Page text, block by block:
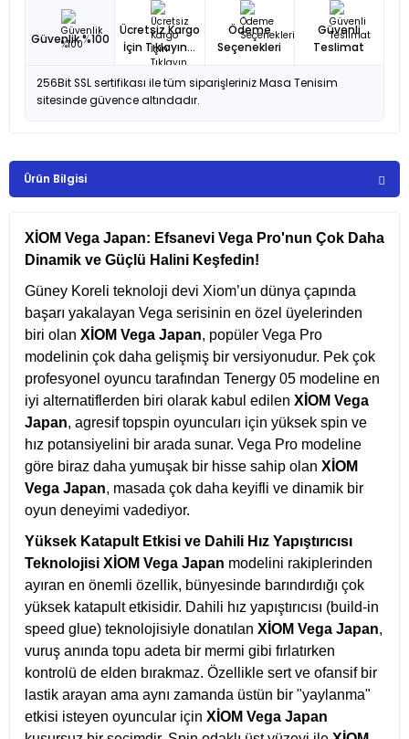
Güvenlik %100
Ücretsiz Kargo
İçin Tıklayın...
Ödeme
Seçenekleri
Güvenli
Teslimat
256Bit SSL sertifikası ile tüm siparişleriniz Masa Tenisim
sitesinde güvence altındadır.
Ürün Bilgisi
XİOM Vega Japan: Efsanevi Vega Pro'nun Çok Daha
Dinamik ve Güçlü Halini Keşfedin!
Güney Koreli teknoloji devi Xiom’un dünya çapında
başarı yakalayan Vega serisinin en özel üyelerinden
biri olan XİOM Vega Japan, popüler Vega Pro
modelinin çok daha gelişmiş bir versiyonudur. Pek çok
profesyonel oyuncu tarafından Tenergy 05 modeline en
iyi alternatiflerden biri olarak kabul edilen XİOM Vega
Japan, agresif topspin oyuncuları için yüksek spin ve
hız potansiyelini bir arada sunar. Vega Pro modeline
göre biraz daha yumuşak bir hisse sahip olan XİOM
Vega Japan, masada çok daha keyifli ve dinamik bir
oyun deneyimi vadediyor.
Yüksek Katapult Etkisi ve Dahili Hız Yapıştırıcısı
Teknolojisi XİOM Vega Japan modelini rakiplerinden
ayıran en önemli özellik, bünyesinde barındırdığı çok
yüksek katapult etkisidir. Dahili hız yapıştırıcısı (build-in
speed glue) teknolojisiyle donatılan XİOM Vega Japan,
vuruş anında topu adeta bir mermi gibi fırlatırken
kontrolü de elden bırakmaz. Özellikle sert ve ofansif bir
lastik arayan ama aynı zamanda üstün bir "yaylanma"
etkisi isteyen oyuncular için XİOM Vega Japan